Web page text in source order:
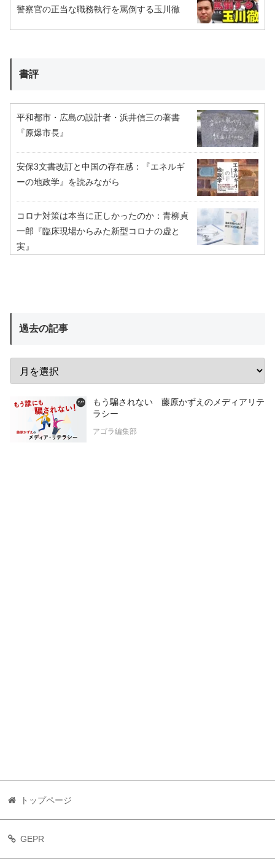
警察官の正当な職務執行を罵倒する玉川徹
書評
平和都市・広島の設計者・浜井信三の著書
『原爆市長』
安保3文書改訂と中国の存在感：『エネルギ
ーの地政学』を読みながら
コロナ対策は本当に正しかったのか：青柳貞
一郎『臨床現場からみた新型コロナの虚と
実』
過去の記事
もう騙されない 藤原かずえのメディアリテ
ラシー
アゴラ編集部
トップページ
GEPR